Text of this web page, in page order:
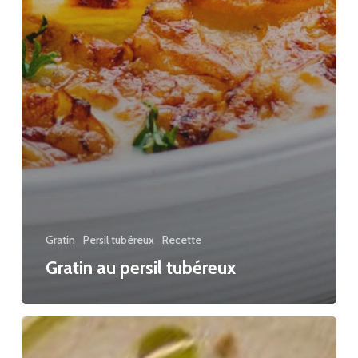
Gratin Persil tubéreux Recette
Gratin au persil tubéreux
Velouté